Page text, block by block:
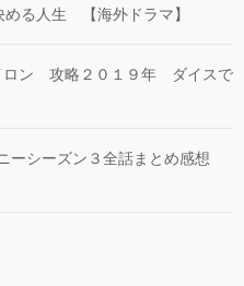
る人生 【海外ドラマ】
ロン 攻略２０１９年 ダイスで
ーシーズン３全話まとめ感想